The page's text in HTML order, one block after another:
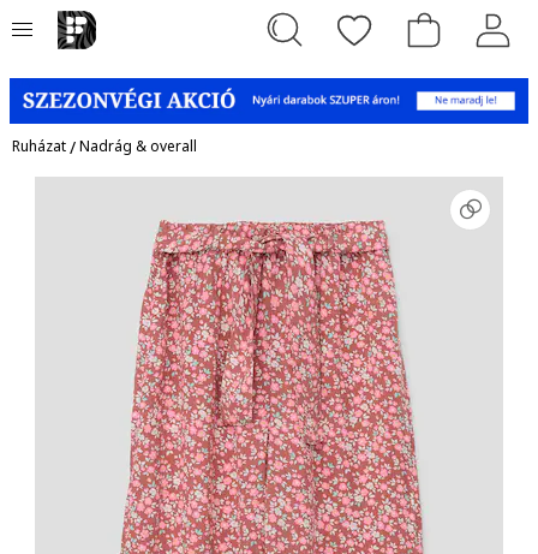
Ruházat/Nadrág & overall